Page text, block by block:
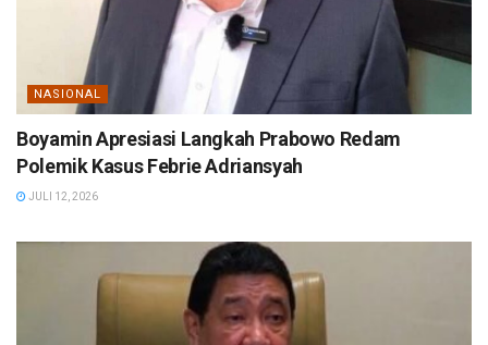
NASIONAL
Boyamin Apresiasi Langkah Prabowo Redam
Polemik Kasus Febrie Adriansyah
JULI 12, 2026